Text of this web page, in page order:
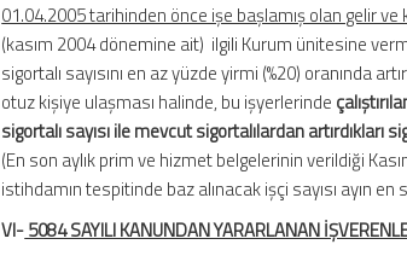
01.04.2005 tarihinden önce işe başlamış olan gelir
(kasım 2004 dönemine ait) ilgili Kurum ünitesine
sigortalı sayısını en az yüzde yirmi (%20) oranında
otuz kişiye ulaşması halinde, bu işyerlerinde
sigortalı sayısı ile mevcut sigortalılardan artırdıkları
(En son aylık prim ve hizmet belgelerinin verildiği
istihdamın tespitinde baz alınacak işçi sayısı ayın en
VI-5084 SAYILI KANUNDAN YARARLANAN